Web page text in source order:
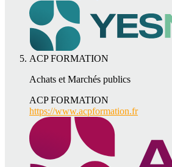
ACP FORMATION
Achats et Marchés publics
ACP FORMATION
https://www.acpformation.fr